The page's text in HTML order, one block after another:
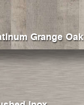
Grange Oak